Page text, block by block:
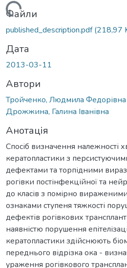
Файли
published_description.pdf(218,97
Дата
2013-03-11
Автори
Тройченко, Людмила Федорівна
Дрожжина, Галина Іванівна
Анотація
Спосіб визначення належності
кератопластики з
дефектами та торпідними
рогівки постінфекційної та
до класів з помірно
ознаками ступеня тяжкості
дефектів рогівкових
наявністю порушення
кератопластики здійснюють
переднього відрізка ока -
ураження рогівкового